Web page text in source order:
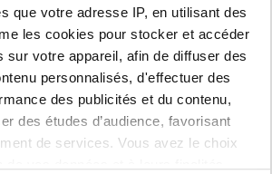
que votre adresse IP, en utilisant des
les cookies pour stocker et accéder
sur votre appareil, afin de diffuser des
personnalisés, d'effectuer des
des publicités et du contenu,
des études d’audience, favorisant
de services. Vous avez le choix
la même UEdans le cursus.
du vendredi
et sportives
- QI DANCE
-TAIJI QUAN ARMES - TAIJI QUAN MAINS